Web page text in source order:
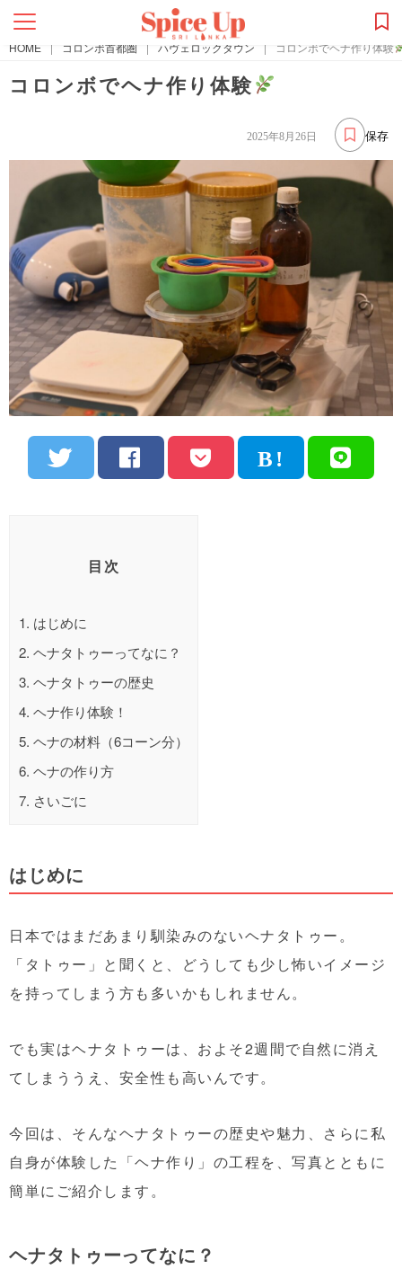
HOME | コロンボ首都圏 | ハヴェロックタウン | コロンボでヘナ作り体験
コロンボでヘナ作り体験
保存
2025年8月26日
目次
1. はじめに
2. ヘナタトゥーってなに？
3. ヘナタトゥーの歴史
4. ヘナ作り体験！
5. ヘナの材料（6コーン分）
6. ヘナの作り方
7. さいごに
はじめに
日本ではまだあまり馴染みのないヘナタトゥー。
「タトゥー」と聞くと、どうしても少し怖いイメージ
を持ってしまう方も多いかもしれません。
でも実はヘナタトゥーは、 およそ2週間で自然に消え
てしまううえ、安全性も高いんです。
今回は、そんなヘナタトゥーの歴史や魅力、さらに私
自身が体験した「ヘナ作り」の工程を、写真とともに
簡単にご紹介します。
ヘナタトゥーってなに？